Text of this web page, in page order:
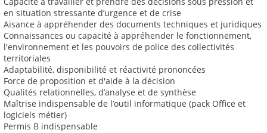
en situation stressante d’urgence et de crise
Aisance à appréhender des documents techniques et juridiques
Connaissances ou capacité à appréhender le fonctionnement,
l'environnement et les pouvoirs de police des collectivités
territoriales
Adaptabilité, disponibilité et réactivité prononcées
Force de proposition et d'aide à la décision
Qualités relationnelles, d’analyse et de synthèse
Maîtrise indispensable de l’outil informatique (pack Office et
logiciels métier)
Permis B indispensable